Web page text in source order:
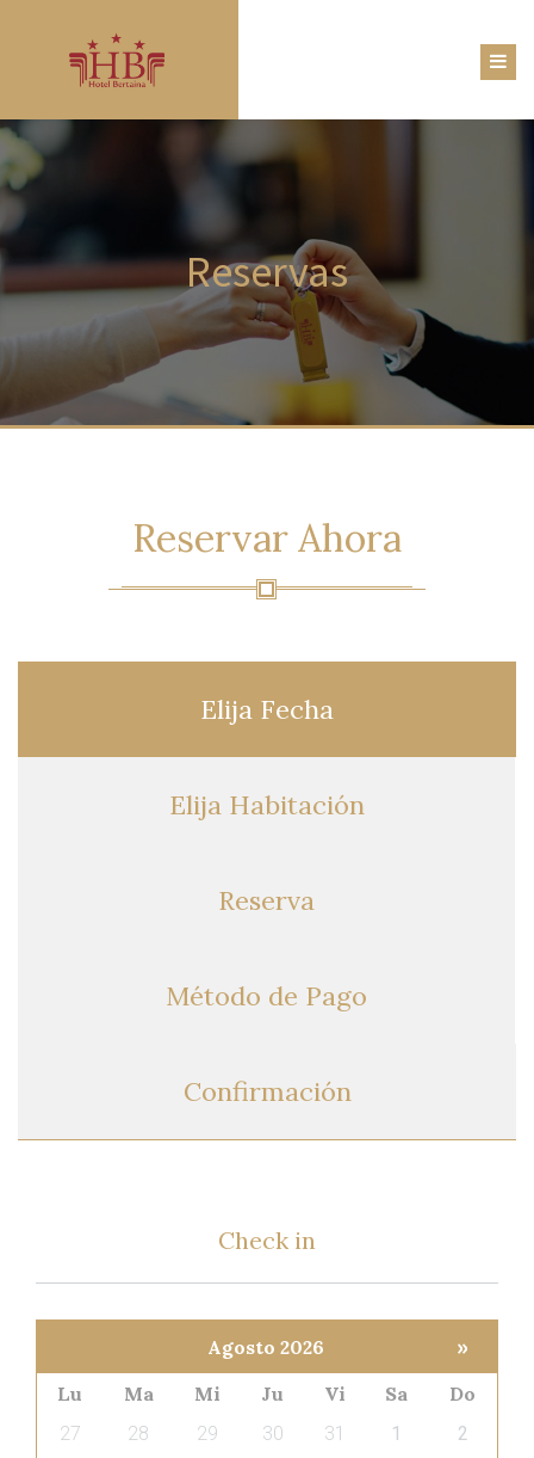
Reservas
ReservarAhora
Elija Fecha
ElijaHabitación
Reserva
Método de Pago
Confirmación
Check in
Agosto 2026 »
Lu Ma Mi Ju Vi Sa Do
27 28 29 30 31 1
2